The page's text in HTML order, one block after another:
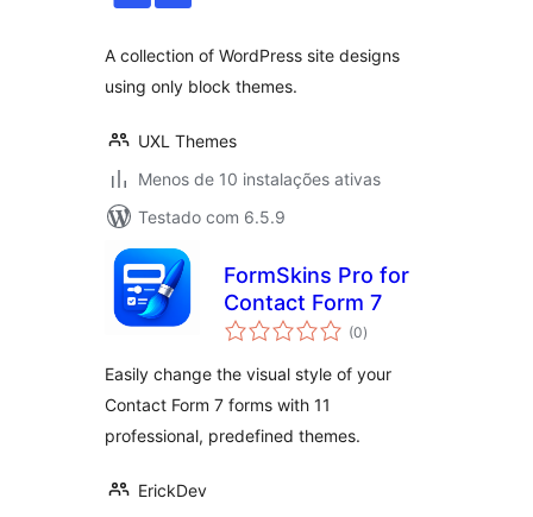
A collection of WordPress site designs
using only block themes.
UXL Themes
Menos de 10 instalações ativas
Testado com 6.5.9
FormSkins Pro for
Contact Form 7
(0avaliações
totais
)
Easily change the visual style of your
Contact Form 7 forms with 11
professional, predefined themes.
ErickDev